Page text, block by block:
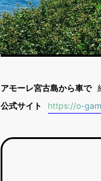
アモーレ宮古島から車で
公式サイト
https://o-